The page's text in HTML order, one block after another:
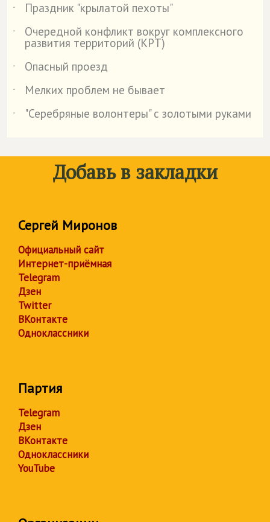
˙
Праздник "крылатой пехоты"
˙
Очередной конфликт вокруг комплексного
развития территорий (КРТ)
˙
Опасный проезд
˙
Мелких проблем не бывает
˙
"Серебряные волонтеры" с золотыми руками
Добавь в закладки
Сергей Миронов
Официальный сайт
Интернет-приёмная
Telegram
Дзен
Twitter
ВКонтакте
Одноклассники
Партия
Telegram
Дзен
ВКонтакте
Одноклассники
YouTube